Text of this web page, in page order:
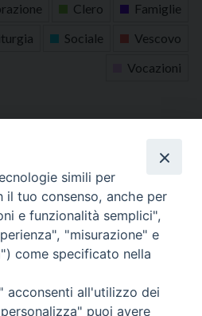
Clero
Famiglie
Sociale
Vescovo
Vocazioni
tutti gli appuntamenti
simili per
il tuo consenso, anche per
e funzionalità semplici",
"misurazione" e
come specificato nella
acconsenti all'utilizzo dei
puoi avere